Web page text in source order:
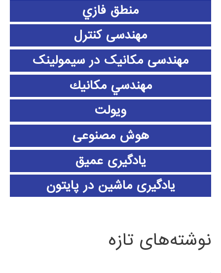
منطق فازي
مهندسی کنترل
مهندسی مکانیک در سیمولینک
مهندسي مكانيك
ویولت
هوش مصنوعی
یادگیری عمیق
یادگیری ماشین در پایتون
نوشته‌های تازه